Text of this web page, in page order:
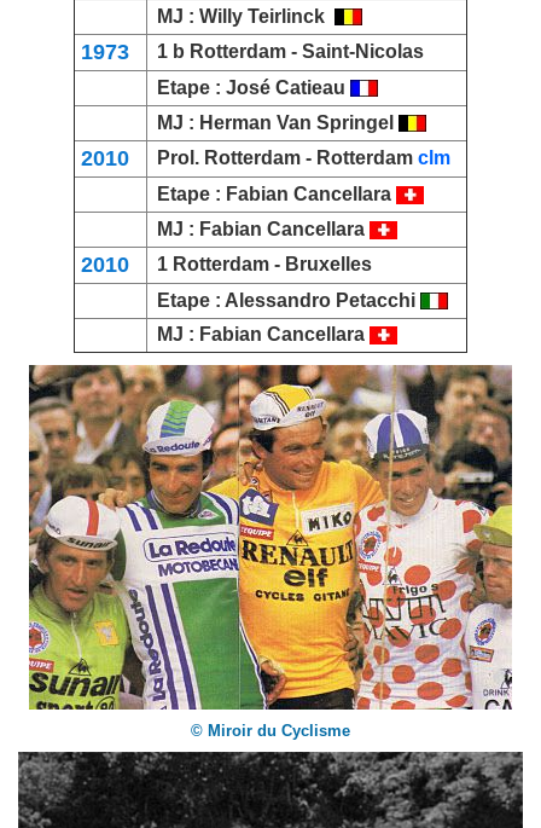
MJ : Willy Teirlinck
1973 1 b Rotterdam - Saint-Nicolas
Etape : José Catieau
MJ : Herman Van Springel
2010 Prol. Rotterdam - Rotterdam clm
Etape : Fabian Cancellara
MJ : Fabian Cancellara
2010 1 Rotterdam - Bruxelles
Etape : Alessandro Petacchi
MJ : Fabian Cancellara
© Miroir du Cyclisme